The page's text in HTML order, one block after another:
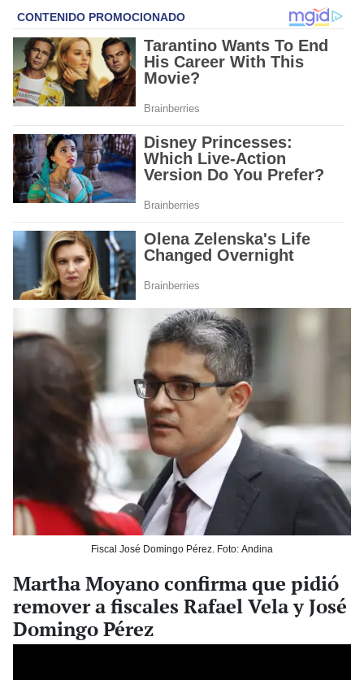
Fiscal José Domingo Pérez. Foto: Andina
Martha Moyano confirma que pidió
remover a fiscales Rafael Vela y José
Domingo Pérez